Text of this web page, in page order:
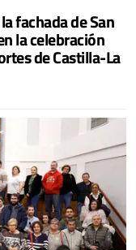
fachada de San
la celebración
de Castilla-La